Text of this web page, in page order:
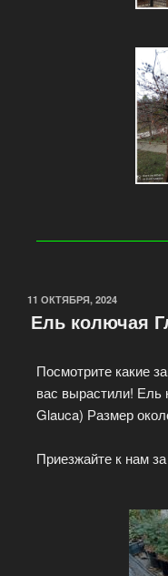
11 ОКТЯБРЯ, 2024
Ель колючая
Посмотрите какие
вас вырастили! Ель
Glauca) Размер
Приезжайте к нам